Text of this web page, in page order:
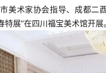
美术家协会指导、成都二
展”在四川福宝美术馆开展。